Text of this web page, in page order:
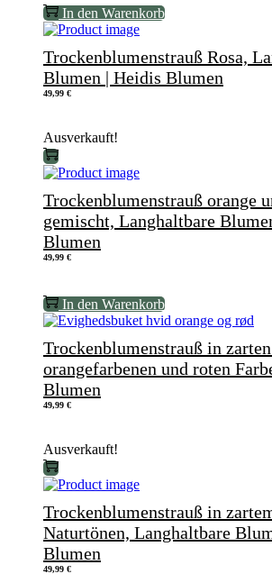
In den Warenkorb
Trockenblumenstrauß Rosa,
Blumen | Heidis Blumen
49,99 €
Ausverkauft!
Trockenblumenstrauß orange
gemischt, Langhaltbare
Blumen
49,99 €
In den Warenkorb
Trockenblumenstrauß in
orangefarbenen und roten
Blumen
49,99 €
Ausverkauft!
Trockenblumenstrauß in
Naturtönen, Langhaltbare
Blumen
49,99 €